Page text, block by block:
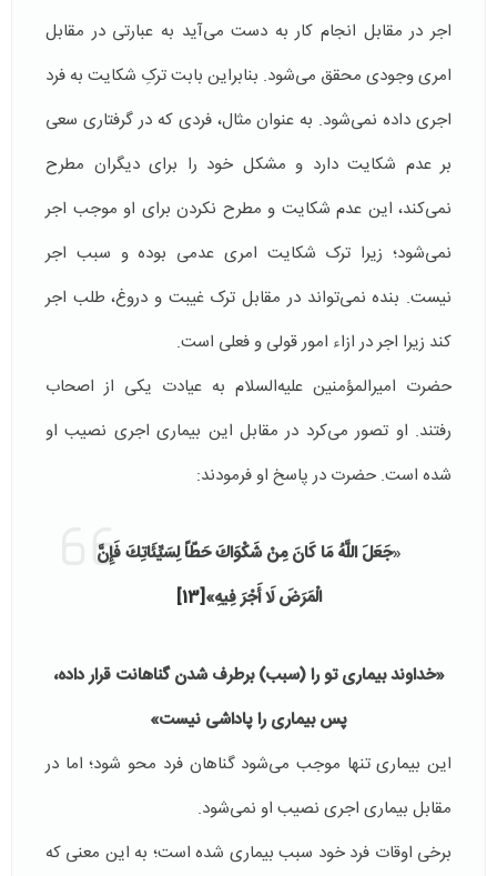
اجر در مقابل انجام کار به دست می‌آید به عبارتی در مقابل
امری وجودی محقق می‌شود. بنابراین بابت ترکِ شکایت به فرد
اجری داده نمی‌شود. به عنوان مثال، فردی که در گرفتاری سعی
بر عدم شکایت دارد و مشکل خود را برای دیگران مطرح
نمی‌کند، این عدم شکایت و مطرح نکردن برای او موجب اجر
نمی‌شود؛ زیرا ترک شکایت امری عدمی بوده و سبب اجر
نیست. بنده نمی‌تواند در مقابل ترک غیبت و دروغ، طلب اجر
کند زیرا اجر در ازاء امور قولی و فعلی است.
حضرت امیرالمؤمنین علیه‌السلام به عیادت یکی از اصحاب
رفتند. او تصور می‌کرد در مقابل این بیماری اجری نصیب او
شده است. حضرت در پاسخ او فرمودند:
«جَعَلَ اللَّهُ مَا كَانَ مِنْ شَكْوَاكَ حَطّاً لِسَيِّئَاتِكَ فَإِنَّ
الْمَرَضَ لَا أَجْرَ فِيهِ»[13]
«خداوند بيمارى تو را (سبب) برطرف شدن گناهانت قرار داده،
پس بيمارى را پاداشى نيست»
این بیماری تنها موجب می‌شود گناهان فرد محو شود؛ اما در
مقابل بیماری اجری نصیب او نمی‌شود.
برخی اوقات فرد خود سبب بیماری شده است؛ به این معنی که